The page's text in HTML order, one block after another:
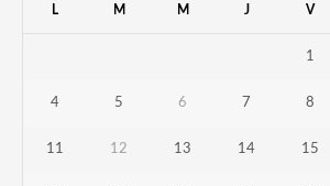
L M M J V
1
4 5 6 7 8
11 12 13 14 15